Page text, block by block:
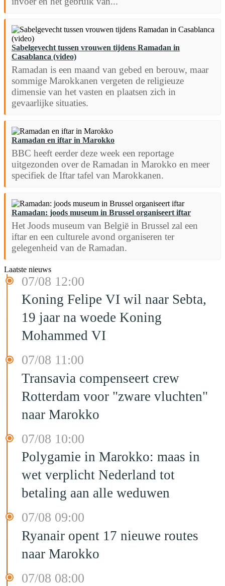
Sabelgevecht tussen vrouwen tijdens Ramadan in
Casablanca (video)
Ramadan is een maand van gebed en berouw, maar
sommige Marokkanen vergeten de religieuze
dimensie van het vasten en plaatsen zich in
gevaarlijke situaties.
Ramadan en iftar in Marokko
BBC heeft eerder deze week een reportage
uitgezonden over de Ramadan in Marokko en meer
specifiek de Iftar tafel van Marokkanen.
Ramadan: joods museum in Brussel organiseert iftar
Het Joods museum van België in Brussel zal een
iftar en een culturele avond organiseren ter
gelegenheid van de Ramadan.
Laatste nieuws
07/08 12:00
Koning Felipe VI wil naar Sebta,
19 jaar na woede Koning
Mohammed VI
07/08 11:00
Transavia compenseert crew
Rotterdam voor "zware vluchten"
naar Marokko
07/08 10:00
Polygamie in Marokko: maas in
wet verplicht Nederland tot
betaling aan alle weduwen
07/08 09:00
Ryanair opent 17 nieuwe routes
naar Marokko
07/08 08:00